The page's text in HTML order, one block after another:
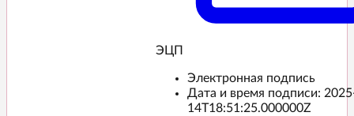
ЭЦП️
Электронная подпись
Дата и время подписи:
14T18:51:25.000000Z